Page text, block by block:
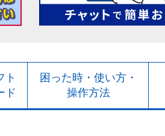
ト
ド
困った時・使い方・
操作方法